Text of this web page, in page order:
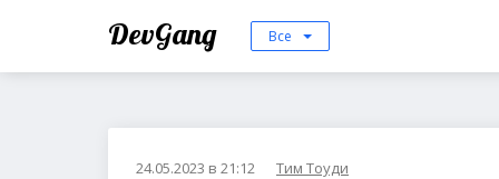
DevGang Все
24.05.2023 в 21:12 Тим Тоуди